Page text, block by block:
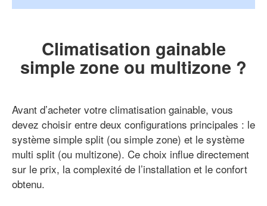
Climatisation gainable
simple zone ou multizone ?
Avant d’acheter votre climatisation gainable, vous
devez choisir entre deux configurations principales : le
système simple split (ou simple zone) et le système
multi split (ou multizone). Ce choix influe directement
sur le prix, la complexité de l’installation et le confort
obtenu.